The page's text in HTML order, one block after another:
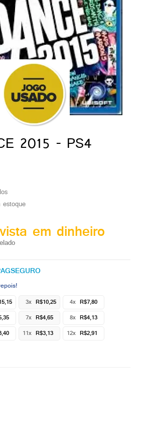
2015 - PS4
estoque
em dinheiro
3x R$10,25 4x R$7,80
7x R$4,65 8x R$4,13
11x R$3,13 12x R$2,91